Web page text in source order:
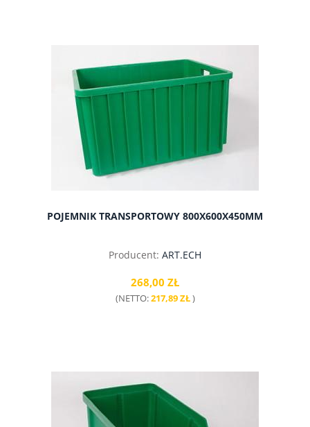
do koszyka
POJEMNIK TRANSPORTOWY 800X600X450MM
Producent: ART.ECH
268,00 ZŁ
(NETTO:217,89 ZŁ)